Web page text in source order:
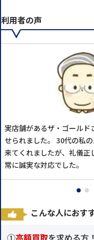
利用者の声
実店舗があるザ・ゴールド
せられました。 30代の私
来てくれましたが、礼儀正
常に誠実な対応でした。
こんな人におす
①高額買取を求める方！